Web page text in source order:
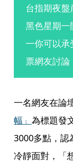
台指期夜盤
黑色星期
一你可以承
票網友討論
一名網友在論
幅」 為標題發
3000多點，認
冷靜面對，「